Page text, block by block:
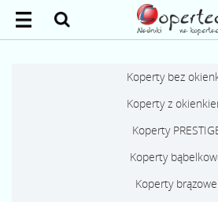
Koperty bez
Koperty z
Koperty
Koperty
Koperty brązowe